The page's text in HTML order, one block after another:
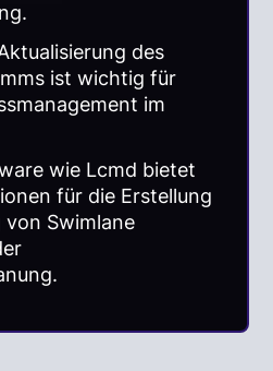
des
ist wichtig für
im
wie Lcmd bietet
für die Erstellung
Swimlane